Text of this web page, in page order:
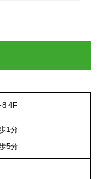
8 4F
1分
5分